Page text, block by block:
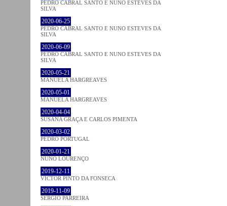
PEDRO CABRAL SANTO E NUNO ESTEVES DA
SILVA
2020-06-25
PEDRO CABRAL SANTO E NUNO ESTEVES DA
SILVA
2020-06-09
PEDRO CABRAL SANTO E NUNO ESTEVES DA
SILVA
2020-05-21
MANUELA HARGREAVES
2020-05-01
MANUELA HARGREAVES
2020-04-04
SUSANA GRAÇA E CARLOS PIMENTA
2020-03-02
PEDRO PORTUGAL
2020-01-21
NUNO LOURENÇO
2019-12-11
VICTOR PINTO DA FONSECA
2019-11-09
SÉRGIO PARREIRA